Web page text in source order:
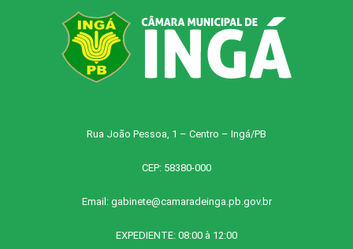
Rua João Pessoa, 1 – Centro – Ingá/PB
CEP: 58380-000
Email: gabinete@camaradeinga.pb.gov.br
EXPEDIENTE: 08:00 à 12:00